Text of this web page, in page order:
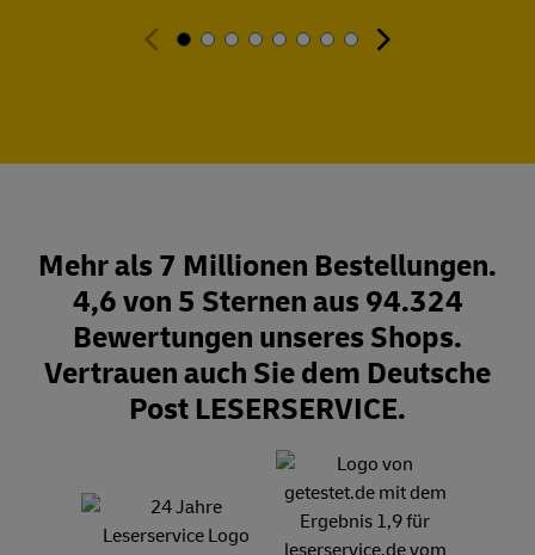
Mehr als 7 Millionen Bestellungen.
4,6 von 5 Sternen aus 94.324
Bewertungen unseres Shops.
Vertrauen auch Sie dem Deutsche
Post LESERSERVICE.